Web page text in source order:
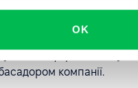
OK
компанії.